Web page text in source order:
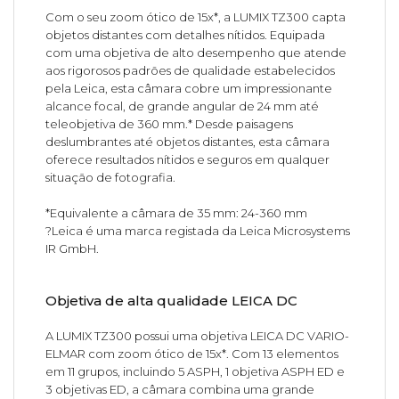
Com o seu zoom ótico de 15x*, a LUMIX TZ300 capta
objetos distantes com detalhes nítidos. Equipada
com uma objetiva de alto desempenho que atende
aos rigorosos padrões de qualidade estabelecidos
pela Leica, esta câmara cobre um impressionante
alcance focal, de grande angular de 24 mm até
teleobjetiva de 360 mm.* Desde paisagens
deslumbrantes até objetos distantes, esta câmara
oferece resultados nítidos e seguros em qualquer
situação de fotografia.
*Equivalente a câmara de 35 mm: 24-360 mm
?Leica é uma marca registada da Leica Microsystems
IR GmbH.
Objetiva de alta qualidade LEICA DC
A LUMIX TZ300 possui uma objetiva LEICA DC VARIO-
ELMAR com zoom ótico de 15x*. Com 13 elementos
em 11 grupos, incluindo 5 ASPH, 1 objetiva ASPH ED e
3 objetivas ED, a câmara combina uma grande